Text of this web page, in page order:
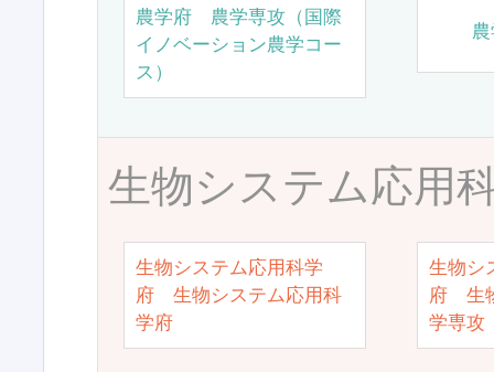
農学府 農学専攻（国際
イノベーション農学コー
ス）
生物システム応用
生物システム応用科学
府 生物システム応用科
学府
生物シ
府 生
学専攻